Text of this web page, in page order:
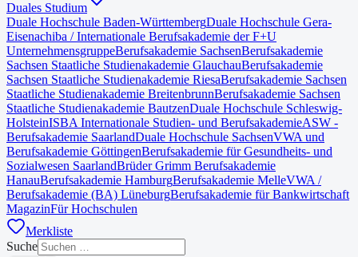
Duales Studium
Duale Hochschule Baden-WürttembergDuale Hochschule Gera-
Eisenachiba / Internationale Berufsakademie der F+U
UnternehmensgruppeBerufsakademie SachsenBerufsakademie
Sachsen Staatliche Studienakademie GlauchauBerufsakademie
Sachsen Staatliche Studienakademie RiesaBerufsakademie Sachsen
Staatliche Studienakademie BreitenbrunnBerufsakademie Sachsen
Staatliche Studienakademie BautzenDuale Hochschule Schleswig-
HolsteinISBA Internationale Studien- und BerufsakademieASW -
Berufsakademie SaarlandDuale Hochschule SachsenVWA und
Berufsakademie GöttingenBerufsakademie für Gesundheits- und
Sozialwesen SaarlandBrüder Grimm Berufsakademie
HanauBerufsakademie HamburgBerufsakademie MelleVWA /
Berufsakademie (BA) LüneburgBerufsakademie für Bankwirtschaft
MagazinFür Hochschulen
Merkliste
Suche